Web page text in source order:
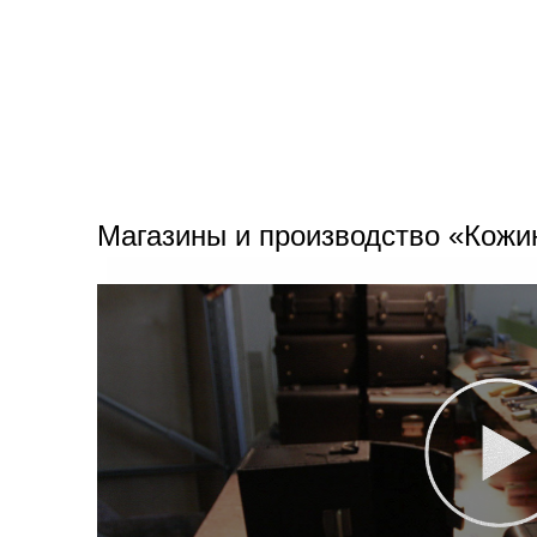
Магазины и производство